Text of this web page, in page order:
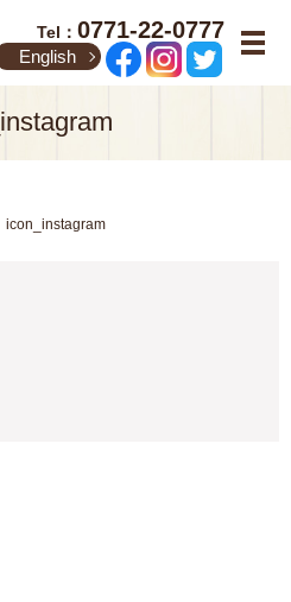
Tel：0771-22-0777
English メ
icon_instagram